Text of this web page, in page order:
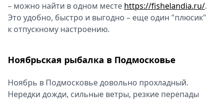
Стримы
Спецпроекты
Звезды
Скачай
– можно найти в одном месте https://fishelandia.ru/.
Это удобно, быстро и выгодно – еще один "плюсик"
к отпускному настроению.
Ноябрьская рыбалка в Подмосковье
Ноябрь в Подмосковье довольно прохладный.
Нередки дожди, сильные ветры, резкие перепады